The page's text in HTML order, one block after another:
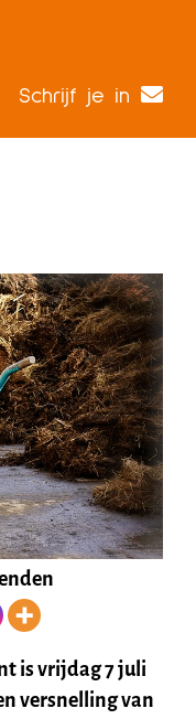
Schrijf je in
is vrijdag 7 juli
versnelling van